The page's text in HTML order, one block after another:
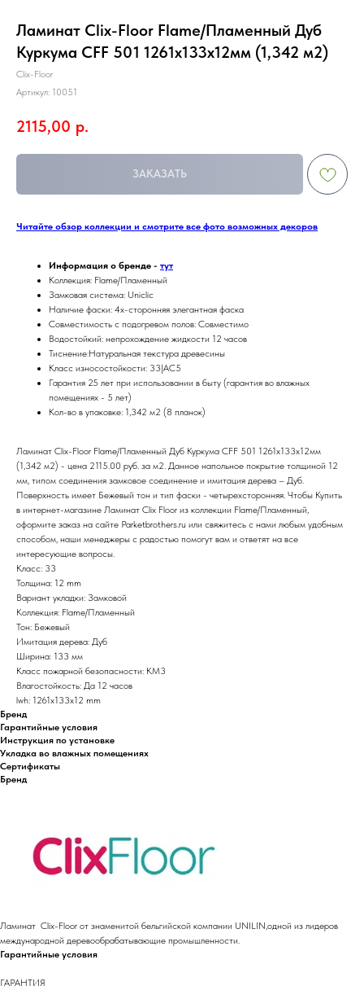
Ламинат Clix-Floor Flame/Пламенный Дуб
Куркума CFF 501 1261х133х12мм (1,342 м2)
Clix-Floor
Артикул: 10051
2115,00 р.
ЗАКАЗАТЬ
Читайте обзор коллекции и смотрите все фото возможных декоров
Информация о бренде - тут
Коллекция: Flame/Пламенный
Замковая система: Uniclic
Наличие фаски: 4х-сторонняя элегантная фаска
Совместимость с подогревом полов: Совместимо
Водостойкий: непрохождение жидкости 12 часов
Тиснение:Натуральная текстура древесины
Класс износостойкости: 33|AC5
Гарантия 25 лет при использовании в быту (гарантия во влажных
помещениях - 5 лет)
Кол-во в упаковке: 1,342 м2 (8 планок)
Ламинат Clix-Floor Flame/Пламенный Дуб Куркума CFF 501 1261х133х12мм
(1,342 м2) - цена 2115.00 руб. за м2. Данное напольное покрытие толщиной 12
мм, типом соединения замковое соединение и имитация дерева – Дуб.
Поверхность имеет Бежевый тон и тип фаски - четырехсторонняя. Чтобы Купить
в интернет-магазине Ламинат Clix Floor из коллекции Flame/Пламенный,
оформите заказ на сайте Parketbrothers.ru или свяжитесь с нами любым удобным
способом, наши менеджеры с радостью помогут вам и ответят на все
интересующие вопросы.
Класс: 33
Толщина: 12 mm
Вариант укладки: Замковой
Коллекция: Flame/Пламенный
Тон: Бежевый
Имитация дерева: Дуб
Ширина: 133 мм
Класс пожарной безопасности: КМ3
Влагостойкость: Да 12 часов
lwh: 1261x133x12 mm
Бренд
Гарантийные условия
Инструкция по установке
Укладка во влажных помещениях
Сертификаты
Бренд
Ламинат Clix-Floor от знаменитой бельгийской компании UNILIN,одной из лидеров
международной деревообрабатывающие промышленности.
Гарантийные условия
ГАРАНТИЯ